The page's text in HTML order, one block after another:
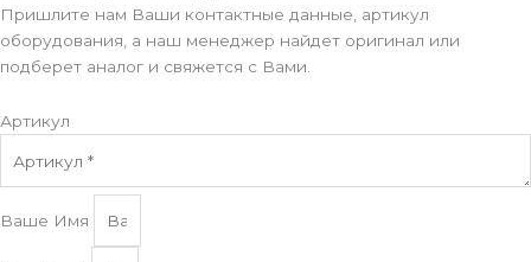
Пришлите нам Ваши контактные данные, артикул
оборудования, а наш менеджер найдет оригинал или
подберет аналог и свяжется с Вами.
Артикул
Ваше Имя